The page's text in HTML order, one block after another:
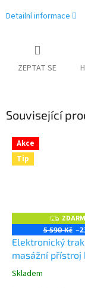
Detailní informace
ZEPTAT SE
Související
Akce
Tip
Z
D
A
R
M
A
5 590 Kč
Elektronický
masážní přístroj
páteře CerviTron®
Průměrné
Skladem